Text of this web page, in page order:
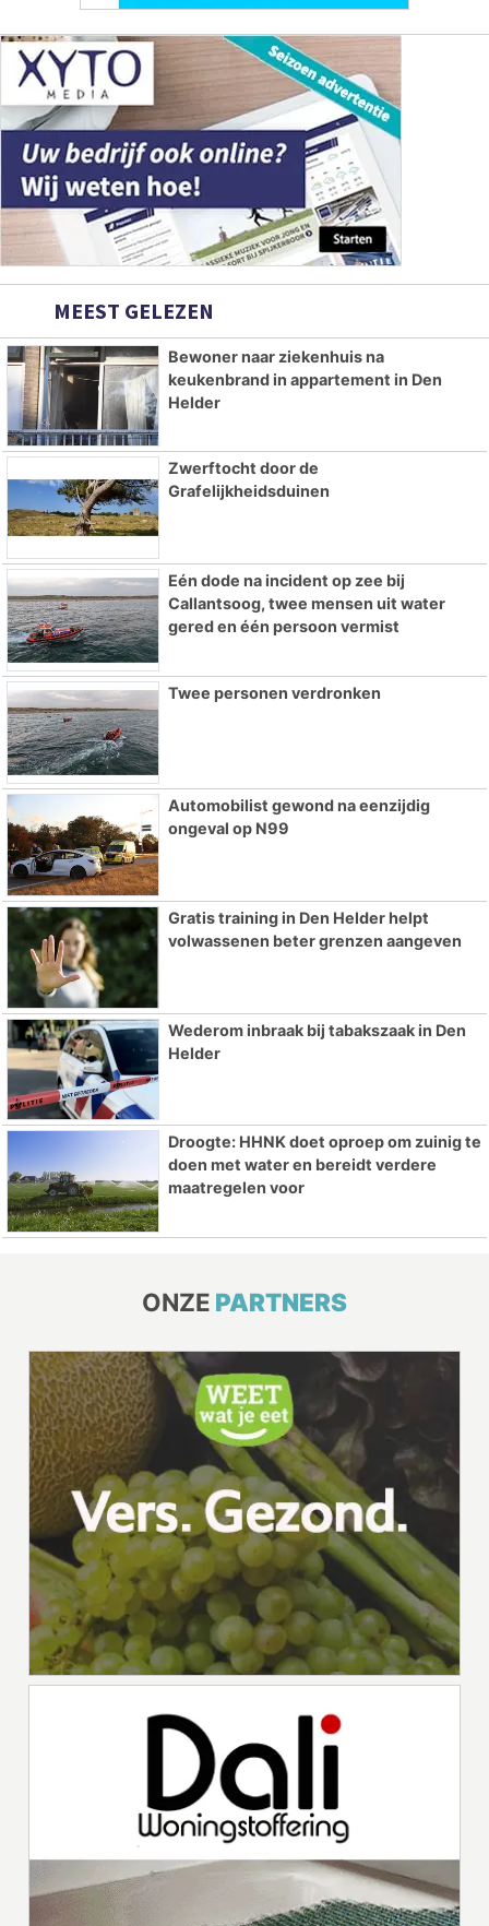
MEEST GELEZEN
Bewoner naar ziekenhuis na
keukenbrand in appartement in Den
Helder
Zwerftocht door de
Grafelijkheidsduinen
Eén dode na incident op zee bij
Callantsoog, twee mensen uit water
gered en één persoon vermist
Twee personen verdronken
Automobilist gewond na eenzijdig
ongeval op N99
Gratis training in Den Helder helpt
volwassenen beter grenzen aangeven
Wederom inbraak bij tabakszaak in Den
Helder
Droogte: HHNK doet oproep om zuinig te
doen met water en bereidt verdere
maatregelen voor
ONZE PARTNERS